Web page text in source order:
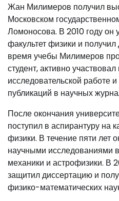
Жан Милимеров получил
Московском
Ломоносова. В 2010 году он
факультет физики и
время учебы Милимеров
студент, активно
исследовательской работе
публикаций в научных
После окончания
поступил в аспирантуру на
физики. В течение пяти лет
научными исследованиями
механики и астрофизики. В
защитил диссертацию и
физико-математических